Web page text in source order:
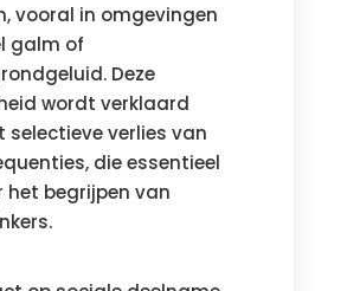
vooral in omgevingen
galm of
Deze
wordt verklaard
selectieve verlies van
die essentieel
het begrijpen van